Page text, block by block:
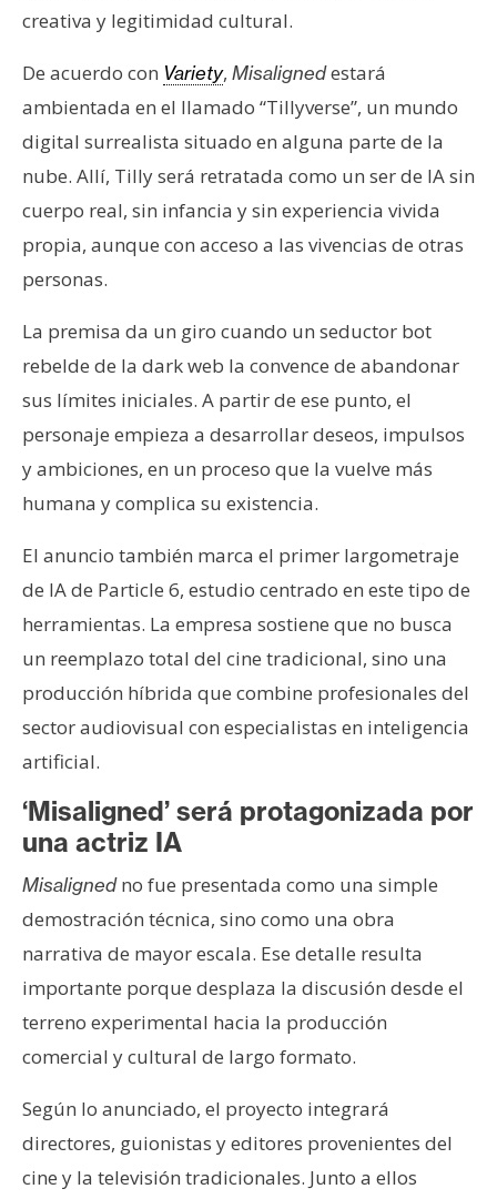
i
i
d
a
d
creativa y legitimidad cultural.
De acuerdo con Variety, Misalignedestará
ambientada en el llamado “Tillyverse”, un mundo
digital surrealista situado en alguna parte de la
nube. Allí, Tilly será retratada como un ser de IA sin
cuerpo real, sin infancia y sin experiencia vivida
propia, aunque con acceso a las vivencias de otras
personas.
La premisa da un giro cuando un seductor bot
rebelde de la dark web la convence de abandonar
sus límites iniciales. A partir de ese punto, el
personaje empieza a desarrollar deseos, impulsos
y ambiciones, en un proceso que la vuelve más
humana y complica su existencia.
El anuncio también marca el primer largometraje
de IA de Particle 6, estudio centrado en este tipo de
herramientas. La empresa sostiene que no busca
un reemplazo total del cine tradicional, sino una
producción híbrida que combine profesionales del
sector audiovisual con especialistas en inteligencia
artificial.
‘Misaligned’ será protagonizada por
una actriz IA
Misalignedno fue presentada como una simple
demostración técnica, sino como una obra
narrativa de mayor escala. Ese detalle resulta
importante porque desplaza la discusión desde el
terreno experimental hacia la producción
comercial y cultural de largo formato.
Según lo anunciado, el proyecto integrará
directores, guionistas y editores provenientes del
cine y la televisión tradicionales. Junto a ellos